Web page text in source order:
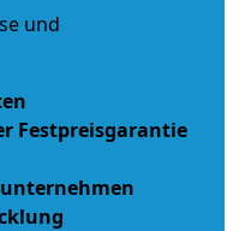
und
Festpreisgarantie